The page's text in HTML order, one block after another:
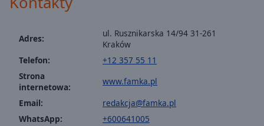
Color
Opacity
Adres:
ul. Rusznikarska 14/94 31-261
Kraków
Telefon:
+12 357 55 11
Strona
internetowa:
www.famka.pl
Email:
redakcja@famka.pl
WhatsApp:
+600641005